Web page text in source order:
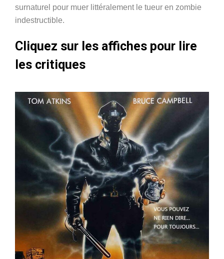
surnaturel pour muer littéralement le tueur en zombie
indestructible.
Cliquez sur les affiches pour lire
les critiques